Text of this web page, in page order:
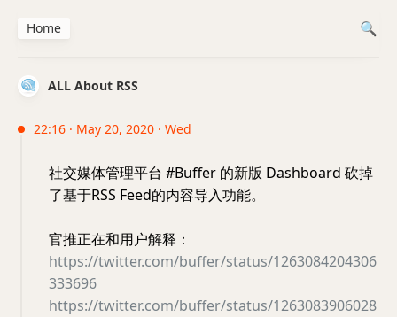
ALL About RSS
22:16 · May 20, 2020 · Wed
社交媒体管理平台 #Buffer 的新版 Dashboard 砍掉
了基于RSS Feed的内容导入功能。
官推正在和用户解释：
https://twitter.com/buffer/status/1263084204306
333696
https://twitter.com/buffer/status/1263083906028
Home